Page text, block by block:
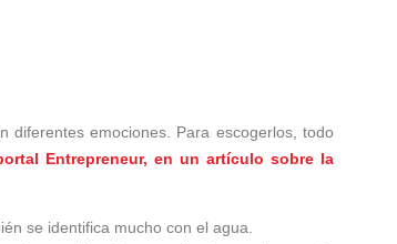
diferentes emociones. Para escogerlos, todo
Entrepreneur, en un artículo sobre la
se identifica mucho con el agua.